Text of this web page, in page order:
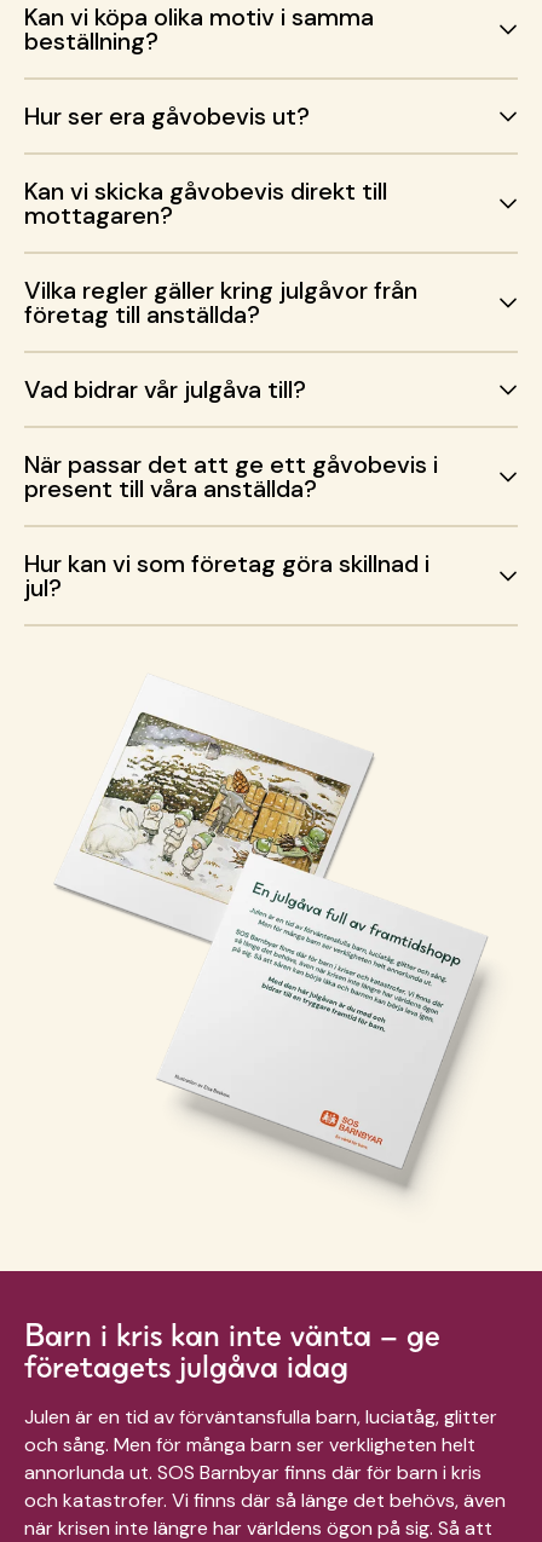
Kan vi köpa olika motiv i samma
beställning?
Hur ser era gåvobevis ut?
Kan vi skicka gåvobevis direkt till
mottagaren?
Vilka regler gäller kring julgåvor från
företag till anställda?
Vad bidrar vår julgåva till?
När passar det att ge ett gåvobevis i
present till våra anställda?
Hur kan vi som företag göra skillnad i
jul?
Barn i kris kan inte vänta – ge
företagets julgåva idag
Julen är en tid av förväntansfulla barn, luciatåg, glitter
och sång. Men för många barn ser verkligheten helt
annorlunda ut. SOS Barnbyar finns där för barn i kris
och katastrofer. Vi finns där så länge det behövs, även
när krisen inte längre har världens ögon på sig. Så att